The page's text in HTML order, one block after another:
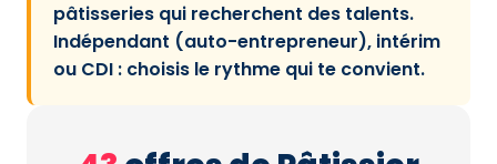
pâtisseries qui recherchent des talents.
Indépendant (auto-entrepreneur), intérim
ou CDI : choisis le rythme qui te convient.